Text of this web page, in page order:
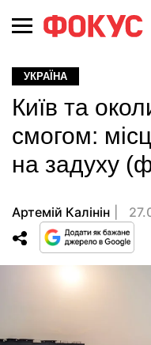
УКРАЇНА
Київ та
смогом:
на задуху
Артемій Калінін